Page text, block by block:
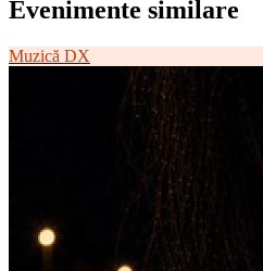
Evenimente similare
Muzică DX